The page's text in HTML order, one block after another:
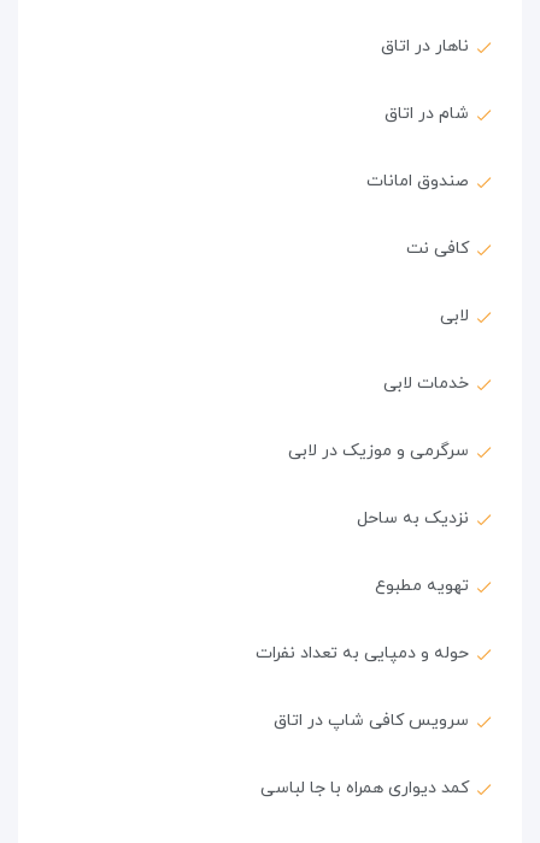
ناهار در اتاق
شام در اتاق
صندوق امانات
کافی نت
لابی
خدمات لابی
سرگرمی و موزیک در لابی
نزدیک به ساحل
تهویه مطبوع
حوله و دمپایی به تعداد نفرات
سرویس کافی شاپ در اتاق
کمد دیواری همراه با جا لباسی